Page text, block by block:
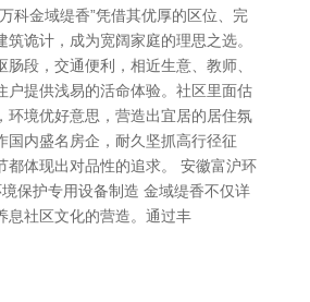
科金域缇香”凭借其优厚的区位、完
诡计，成为宽阔家庭的理思之选。
段，交通便利，相近生意、教师、
户提供浅易的活命体验。社区里面估
环境优好意思，营造出宜居的居住氛
国内盛名房企，耐久坚抓高行径征
都体现出对品性的追求。 安徽富沪环
保护专用设备制造 金域缇香不仅详
息社区文化的营造。通过丰